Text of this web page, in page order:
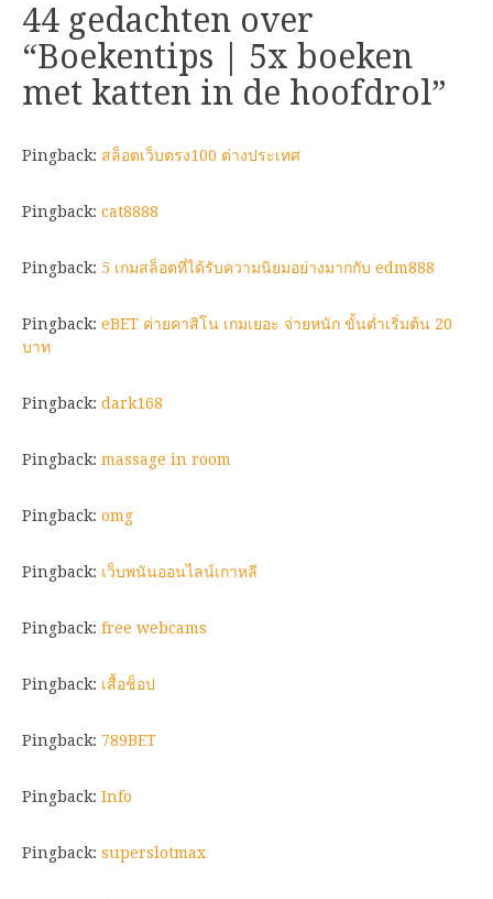
44 gedachten over
“Boekentips | 5x boeken
met katten in de hoofdrol”
Pingback: สล็อตเว็บตรง100 ต่างประเทศ
Pingback: cat8888
Pingback: 5 เกมสล็อตที่ได้รับความนิยมอย่างมากกับ edm888
Pingback: eBET ค่ายคาสิโน เกมเยอะ จ่ายหนัก ขั้นต่ำเริ่มต้น 20
บาท
Pingback: dark168
Pingback: massage in room
Pingback: omg
Pingback: เว็บพนันออนไลน์เกาหลี
Pingback: free webcams
Pingback: เสื้อช็อป
Pingback: 789BET
Pingback: Info
Pingback: superslotmax